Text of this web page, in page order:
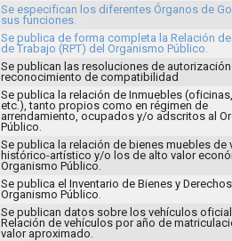
Se especifican los diferentes Órganos de
sus funciones.
Se publica de forma completa la Relación
de Trabajo (RPT) del Organismo Público.
Se publican las resoluciones de
reconocimiento de compatibilidad
Se publica la relación de Inmuebles
etc.), tanto propios como en régimen de
arrendamiento, ocupados y/o adscritos al
Público.
Se publica la relación de bienes muebles de
histórico-artístico y/o los de alto valor
Organismo Público.
Se publica el Inventario de Bienes y
Organismo Público.
Se publican datos sobre los vehículos
Relación de vehículos por año de
valor aproximado.